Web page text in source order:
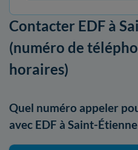
Contacter EDF à
(numéro de
horaires)
Quel numéro appeler
avec EDF à Saint-Étienne